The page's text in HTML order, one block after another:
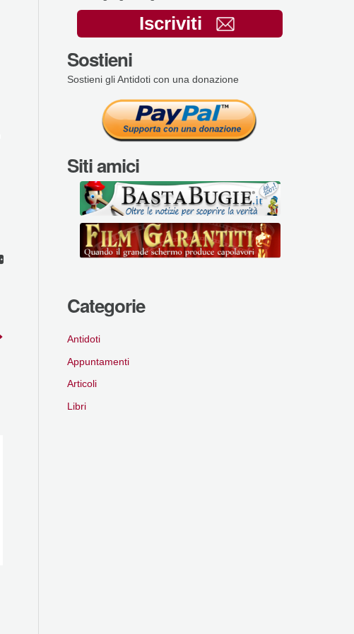
Iscriviti
Sostieni
Sostieni gli Antidoti con una donazione
Siti amici
Categorie
Antidoti
Appuntamenti
Articoli
Libri